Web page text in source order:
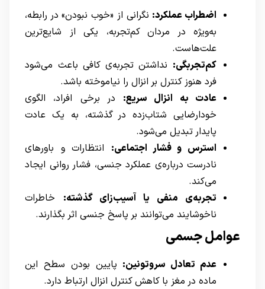
اضطراب عملکرد: نگرانی از «خوب نبودن» در رابطه،
به‌ویژه در مردان کم‌تجربه، یکی از شایع‌ترین
علت‌هاست.
کم‌تجربگی: نداشتن تجربه‌ی کافی باعث می‌شود
فرد هنوز کنترل بر انزال را نیاموخته باشد.
عادت به انزال سریع: در برخی افراد، الگوی
خودارضایی شتاب‌زده در گذشته، به یک عادت
پایدار تبدیل می‌شود.
استرس و فشار اجتماعی: انتظارات و باورهای
نادرست درباره‌ی عملکرد جنسی، فشار روانی ایجاد
می‌کند.
تجربه‌ی منفی یا آسیب‌زای گذشته: خاطرات
ناخوشایند می‌توانند بر پاسخ جنسی اثر بگذارند.
عوامل جسمی
عدم تعادل سروتونین: پایین بودن سطح این
ماده در مغز با کاهش کنترل انزال ارتباط دارد.